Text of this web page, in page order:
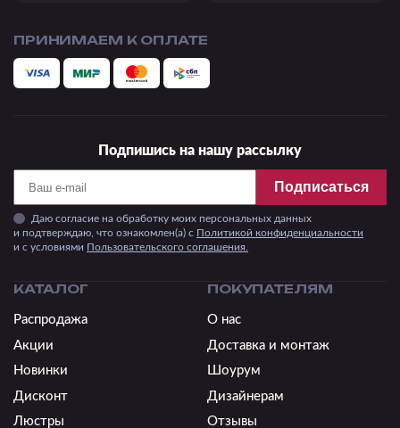
Подпишись на нашу рассылку
Подписаться
Даю согласие на обработку моих персональных данных
и подтверждаю, что ознакомлен(а) с Политикой конфиденциальности
и c условиями Пользовательского соглашения.
ПРИНИМАЕМ К ОПЛАТЕ
КАТАЛОГ
Распродажа
Акции
Новинки
Дисконт
Люстры
ПОКУПАТЕЛЯМ
О нас
Доставка и монтаж
Шоурум
Дизайнерам
Отзывы